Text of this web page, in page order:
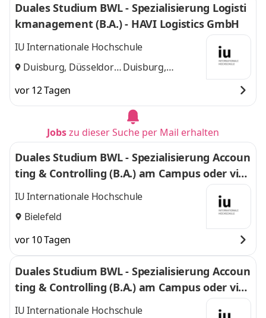
Duales Studium BWL - Spezialisierung Logisti
kmanagement (B.A.) - HAVI Logistics GmbH
IU Internationale Hochschule
Duisburg, Düsseldorf Duisburg,
vor 12 Tagen
Jobszu dieser Suche per Mail erhalten
Duales Studium BWL - Spezialisierung Accoun
ting & Controlling (B.A.) am Campus oder virt
uell
IU Internationale Hochschule
Bielefeld
vor 10 Tagen
Duales Studium BWL - Spezialisierung Accoun
ting & Controlling (B.A.) am Campus oder virt
uell
IU Internationale Hochschule